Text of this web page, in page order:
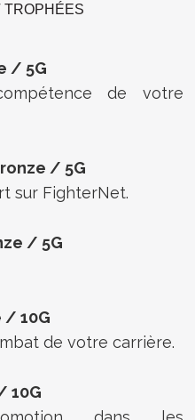
/ 5G
de votre
/ 5G
sur FighterNet.
/ 5G
/ 10G
de votre carrière.
10G